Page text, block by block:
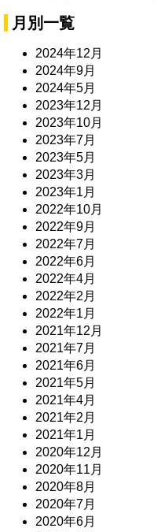
月別一覧
2024年12月
2024年9月
2024年5月
2023年12月
2023年10月
2023年7月
2023年5月
2023年3月
2023年1月
2022年10月
2022年9月
2022年7月
2022年6月
2022年4月
2022年2月
2022年1月
2021年12月
2021年7月
2021年6月
2021年5月
2021年4月
2021年2月
2021年1月
2020年12月
2020年11月
2020年8月
2020年7月
2020年6月